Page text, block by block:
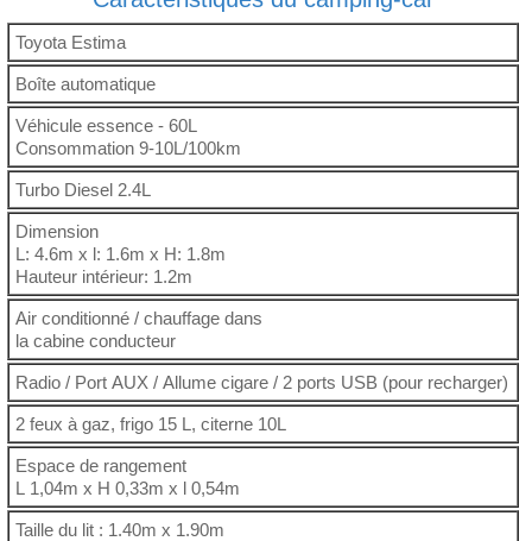
Toyota Estima
Boîte automatique
Véhicule essence - 60L
Consommation 9-10L/100km
Turbo Diesel 2.4L
Dimension
L: 4.6m x l: 1.6m x H: 1.8m
Hauteur intérieur: 1.2m
Air conditionné / chauffage dans
la cabine conducteur
Radio / Port AUX / Allume cigare / 2 ports USB (pour recharger)
2 feux à gaz, frigo 15 L, citerne 10L
Espace de rangement
L 1,04m x H 0,33m x l 0,54m
Taille du lit : 1.40m x 1.90m